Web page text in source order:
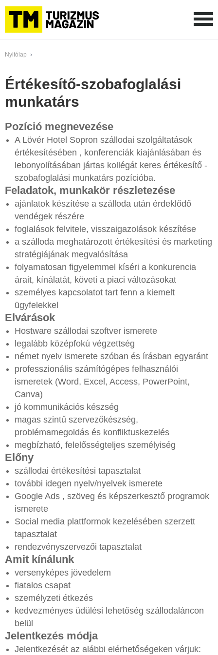
Nyitólap ›
Értékesítő-szobafoglalási
munkatárs
Pozíció megnevezése
A Lövér Hotel Sopron szállodai szolgáltatások
értékesítésében , konferenciák kiajánlásában és
lebonyolításában jártas kollégát keres értékesítő -
szobafoglalási munkatárs pozícióba.
Feladatok, munkakör részletezése
ajánlatok készítése a szálloda után érdeklődő
vendégek részére
foglalások felvitele, visszaigazolások készítése
a szálloda meghatározott értékesítési és marketing
stratégiájának megvalósítása
folyamatosan figyelemmel kíséri a konkurencia
árait, kínálatát, követi a piaci változásokat
személyes kapcsolatot tart fenn a kiemelt
ügyfelekkel
Elvárások
Hostware szállodai szoftver ismerete
legalább középfokú végzettség
német nyelv ismerete szóban és írásban egyaránt
professzionális számítógépes felhasználói
ismeretek (Word, Excel, Access, PowerPoint,
Canva)
jó kommunikációs készség
magas szintű szervezőkészség,
problémamegoldás és konfliktuskezelés
megbízható, felelősségteljes személyiség
Előny
szállodai értékesítési tapasztalat
további idegen nyelv/nyelvek ismerete
Google Ads , szöveg és képszerkesztő programok
ismerete
Social media plattformok kezelésében szerzett
tapasztalat
rendezvényszervezői tapasztalat
Amit kínálunk
versenyképes jövedelem
fiatalos csapat
személyzeti étkezés
kedvezményes üdülési lehetőség szállodaláncon
belül
Jelentkezés módja
Jelentkezését az alábbi elérhetőségeken várjuk: